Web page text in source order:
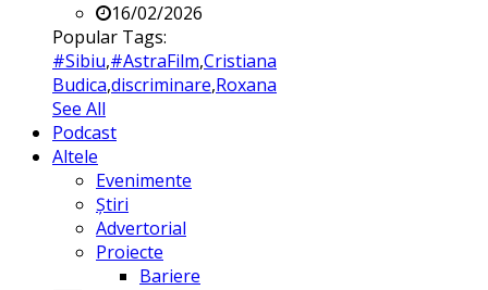
16/02/2026
Popular Tags:
#Sibiu,#AstraFilm,Cristiana
Budica,discriminare,Roxana
See All
Podcast
Altele
Evenimente
Știri
Advertorial
Proiecte
Bariere